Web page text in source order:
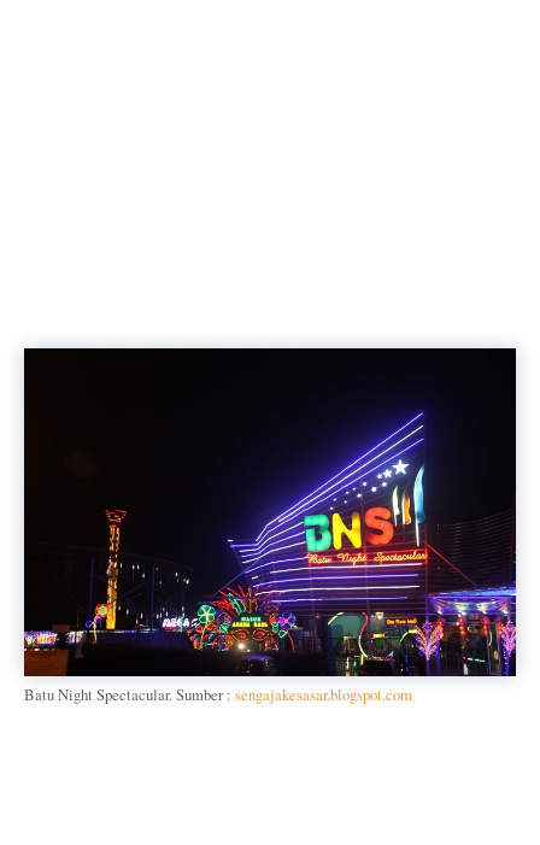
Batu Night Spectacular. Sumber : sengajakesasar.blogspot.com